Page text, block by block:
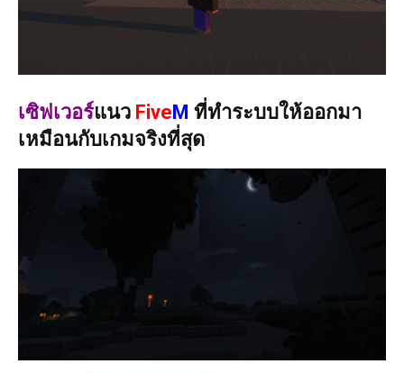
เซิฟเวอร์แนว FiveM ที่ทำระบบให้ออกมา
เหมือนกับเกมจริงที่สุด